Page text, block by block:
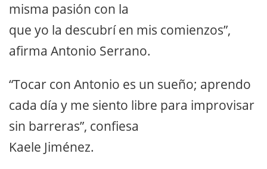
misma pasión con la
que yo la descubrí en mis comienzos”,
afirma Antonio Serrano.
“Tocar con Antonio es un sueño; aprendo
cada día y me siento libre para improvisar
sin barreras”, confiesa
Kaele Jiménez.